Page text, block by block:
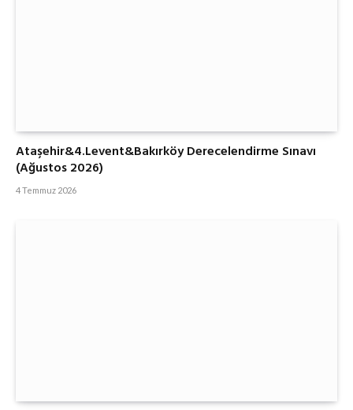
Ataşehir&4.Levent&Bakırköy Derecelendirme Sınavı
(Ağustos 2026)
4 Temmuz 2026